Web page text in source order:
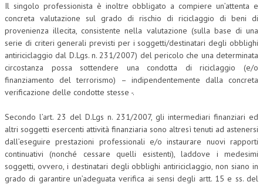
TRIBUTARIA
EUROPEA
COSTITUZIONALE
TRIBUTARIA
PENALE
NEWS
Il singolo professionista è inoltre obbligato a compiere un’attenta e
concreta valutazione sul grado di rischio di riciclaggio di beni di
provenienza illecita, consistente nella valutazione (sulla base di una
serie di criteri generali previsti per i soggetti/destinatari degli obblighi
antiriciclaggio dal D.Lgs. n. 231/2007) del pericolo che una determinata
circostanza possa sottendere una condotta di riciclaggio (e/o
finanziamento del terrorismo) – indipendentemente dalla concreta
verificazione delle condotte stesse -.
Secondo l’art. 23 del D.Lgs n. 231/2007, gli intermediari finanziari ed
altri soggetti esercenti attività finanziaria sono altresì tenuti ad astenersi
dall’eseguire prestazioni professionali e/o instaurare nuovi rapporti
continuativi (nonché cessare quelli esistenti), laddove i medesimi
soggetti, ovvero, i destinatari degli obblighi antiriciclaggio, non siano in
grado di garantire un’adeguata verifica ai sensi degli artt. 15 e ss. del